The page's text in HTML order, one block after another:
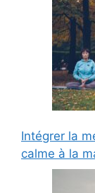
Intégrer la
calme à la